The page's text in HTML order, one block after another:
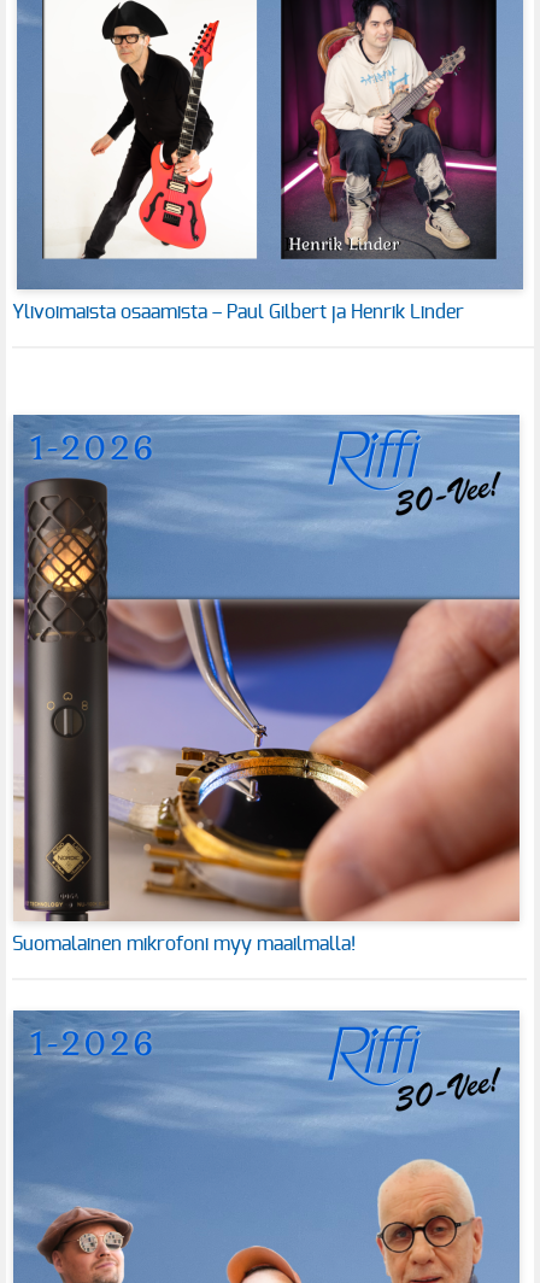
Ylivoimaista osaamista – Paul Gilbert ja Henrik Linder
Suomalainen mikrofoni myy maailmalla!